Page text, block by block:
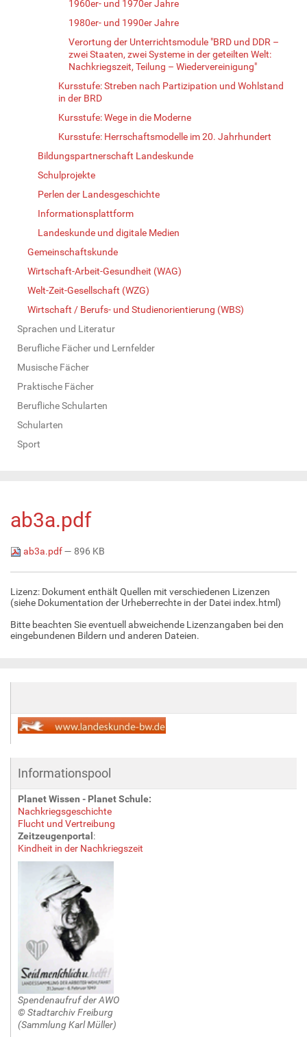
1960er- und 1970er Jahre
1980er- und 1990er Jahre
Verortung der Unterrichtsmodule "BRD und DDR –
zwei Staaten, zwei Systeme in der geteilten Welt:
Nachkriegszeit, Teilung – Wiedervereinigung"
Kursstufe: Streben nach Partizipation und Wohlstand
in der BRD
Kursstufe: Wege in die Moderne
Kursstufe: Herrschaftsmodelle im 20. Jahrhundert
Bildungspartnerschaft Landeskunde
Schulprojekte
Perlen der Landesgeschichte
Informationsplattform
Landeskunde und digitale Medien
Gemeinschaftskunde
Wirtschaft-Arbeit-Gesundheit (WAG)
Welt-Zeit-Gesellschaft (WZG)
Wirtschaft / Berufs- und Studienorientierung (WBS)
Sprachen und Literatur
Berufliche Fächer und Lernfelder
Musische Fächer
Praktische Fächer
Berufliche Schularten
Schularten
Sport
ab3a.pdf
ab3a.pdf— 896 KB
Lizenz: Dokument enthält Quellen mit verschiedenen Lizenzen
(siehe Dokumentation der Urheberrechte in der Datei index.html)
Bitte beachten Sie eventuell abweichende Lizenzangaben bei den
eingebundenen Bildern und anderen Dateien.
Informationspool
Planet Wissen - Planet Schule:
Nachkriegsgeschichte
Flucht und Vertreibung
Zeitzeugenportal :
Kindheit in der Nachkriegszeit
Spendenaufruf der AWO
© Stadtarchiv Freiburg
(Sammlung Karl Müller)